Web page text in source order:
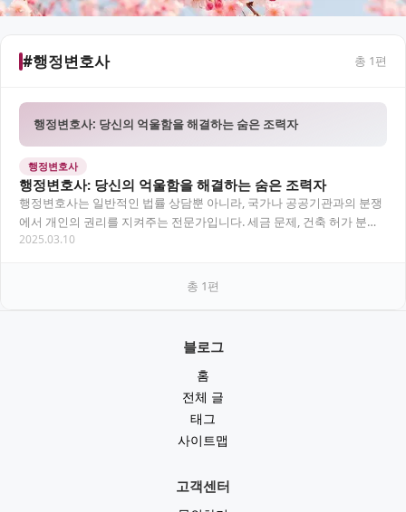
#행정변호사 총 1편
행정변호사: 당신의 억울함을 해결하는 숨은 조력자
행정변호사
행정변호사: 당신의 억울함을 해결하는 숨은 조력자
행정변호사는 일반적인 법률 상담뿐 아니라, 국가나 공공기관과의 분쟁
에서 개인의 권리를 지켜주는 전문가입니다. 세금 문제, 건축 허가 분쟁,
공무원 처분에 대한 불복 등 일상에서 흔…
2025.03.10
총 1편
블로그
홈
전체 글
태그
사이트맵
고객센터